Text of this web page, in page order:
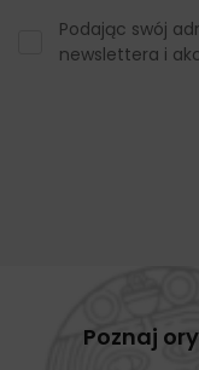
Podając swój
newslettera i
Poznaj